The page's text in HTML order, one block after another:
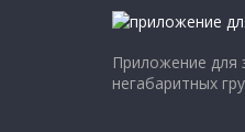
Приложение для
негабаритных